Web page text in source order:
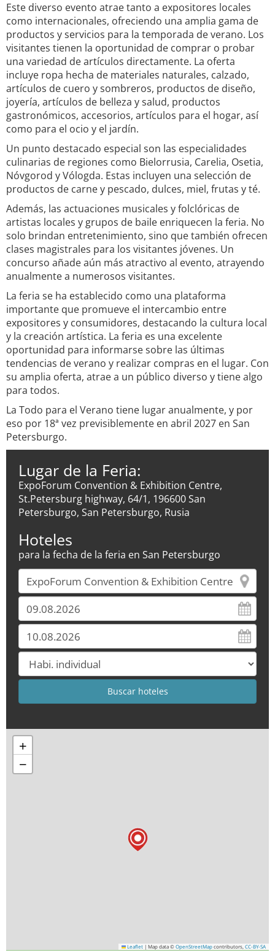
Este diverso evento atrae tanto a expositores locales
como internacionales, ofreciendo una amplia gama de
productos y servicios para la temporada de verano. Los
visitantes tienen la oportunidad de comprar o probar
una variedad de artículos directamente. La oferta
incluye ropa hecha de materiales naturales, calzado,
artículos de cuero y sombreros, productos de diseño,
joyería, artículos de belleza y salud, productos
gastronómicos, accesorios, artículos para el hogar, así
como para el ocio y el jardín.
Un punto destacado especial son las especialidades
culinarias de regiones como Bielorrusia, Carelia, Osetia,
Nóvgorod y Vólogda. Estas incluyen una selección de
productos de carne y pescado, dulces, miel, frutas y té.
Además, las actuaciones musicales y folclóricas de
artistas locales y grupos de baile enriquecen la feria. No
solo brindan entretenimiento, sino que también ofrecen
clases magistrales para los visitantes jóvenes. Un
concurso añade aún más atractivo al evento, atrayendo
anualmente a numerosos visitantes.
La feria se ha establecido como una plataforma
importante que promueve el intercambio entre
expositores y consumidores, destacando la cultura local
y la creación artística. La feria es una excelente
oportunidad para informarse sobre las últimas
tendencias de verano y realizar compras en el lugar. Con
su amplia oferta, atrae a un público diverso y tiene algo
para todos.
La Todo para el Verano tiene lugar anualmente, y por
eso por 18ª vez previsiblemente en abril 2027 en San
Petersburgo.
Lugar de la Feria:
ExpoForum Convention & Exhibition Centre,
St.Petersburg highway, 64/1, 196600 San
Petersburgo, San Petersburgo, Rusia
Hoteles
para la fecha de la feria en San Petersburgo
+
−
Leaflet | Map data © OpenStreetMap contributors, CC-BY-SA